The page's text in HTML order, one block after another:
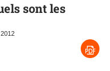
sont les